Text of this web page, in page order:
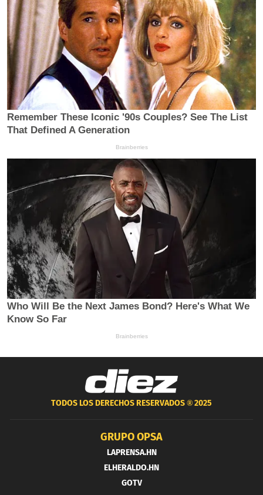
TODOS LOS DERECHOS RESERVADOS ®2025
GRUPO OPSA
LAPRENSA.HN
ELHERALDO.HN
GOTV